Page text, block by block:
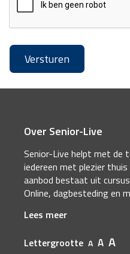
Over Senior-Live
Senior-Live helpt met de
iedereen met plezier
aanbod bestaat uit
Online, dagbesteding en
Lees meer
Lettergrootte A A A